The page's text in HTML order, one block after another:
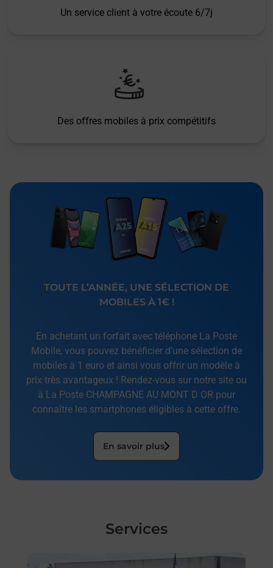
Un service client à votre écoute 6/7j
Des offres mobiles à prix compétitifs
TOUTE L’ANNÉE, UNE SÉLECTION DE
MOBILES À 1€ !
En achetant un forfait avec téléphone La Poste
Mobile, vous pouvez bénéficier d’une sélection de
mobiles à 1 euro et ainsi vous offrir un modèle à
prix très avantageux ! Rendez-vous sur notre site ou
à La Poste CHAMPAGNE AU MONT D OR pour
connaître les smartphones éligibles à cette offre.
En savoir plus
Services
En savoir plus